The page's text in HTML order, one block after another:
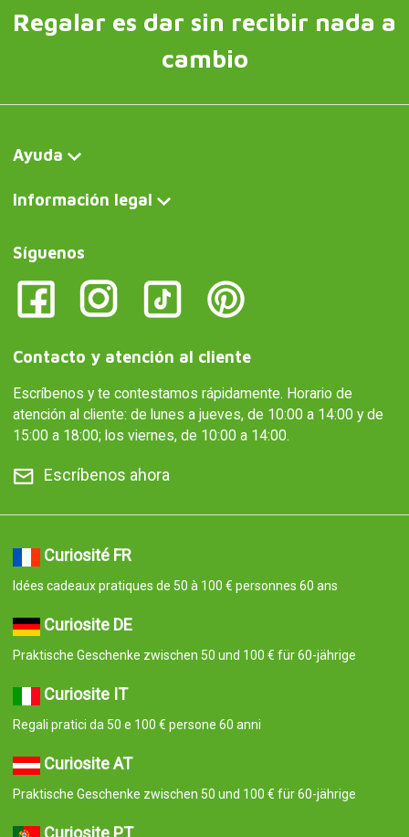
Regalar es dar sin recibir nada a
cambio
Ayuda
Información legal
Síguenos
Contacto y atención al cliente
Escríbenos y te contestamos rápidamente. Horario de
atención al cliente: de lunes a jueves, de 10:00 a 14:00 y de
15:00 a 18:00; los viernes, de 10:00 a 14:00.
Escríbenos ahora
Curiosité FR
Idées cadeaux pratiques de 50 à 100 € personnes 60 ans
Curiosite DE
Praktische Geschenke zwischen 50 und 100 € für 60-jährige
Curiosite IT
Regali pratici da 50 e 100 € persone 60 anni
Curiosite AT
Praktische Geschenke zwischen 50 und 100 € für 60-jährige
Curiosite PT